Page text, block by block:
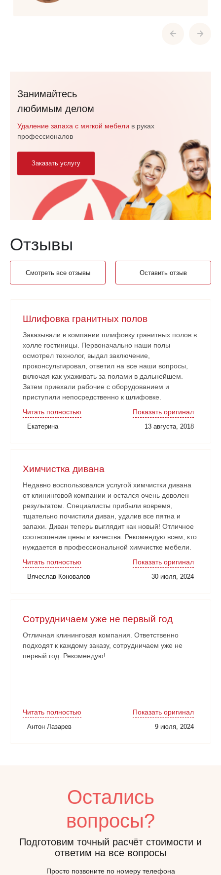
Занимайтесь
любимым делом
Удаление запаха с мягкой мебели в руках
профессионалов
Заказать услугу
Отзывы
Смотреть все отзывы Оставить отзыв
Шлифовка гранитных полов
Заказывали в компании шлифовку гранитных полов в
холле гостиницы. Первоначально наши полы
осмотрел технолог, выдал заключение,
проконсультировал, ответил на все наши вопросы,
включая как ухаживать за полами в дальнейшем.
Затем приехали рабочие с оборудованием и
приступили непосредственно к шлифовке.
наши замечания и пожелания учитывали. Работа
сдана в срок. Очень довольны!
Читать полностью Показать оригинал
Екатерина 13 августа, 2018
Химчистка дивана
Недавно воспользовался услугой химчистки дивана
от клининговой компании и остался очень доволен
результатом. Специалисты прибыли вовремя,
тщательно почистили диван, удалив все пятна и
запахи. Диван теперь выглядит как новый! Отличное
соотношение цены и качества. Рекомендую всем, кто
нуждается в профессиональной химчистке мебели.
Читать полностью
Показать оригинал
Вячеслав Коновалов 30 июля, 2024
Сотрудничаем уже не первый год
Отличная клининговая компания. Ответственно
подходят к каждому заказу, сотрудничаем уже не
первый год. Рекомендую!
Читать полностью Показать оригинал
Антон Лазарев 9 июля, 2024
Остались
вопросы?
Подготовим точный расчёт стоимости и
ответим на все вопросы
Просто позвоните по номеру телефона